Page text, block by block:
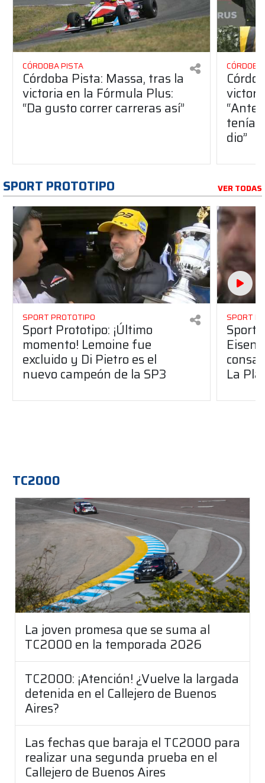
CÓRDOBA PISTA
Córdoba Pista: Massa, tras la
victoria en la Fórmula Plus:
“Da gusto correr carreras así”
dio”
SPORT PROTOTIPO VER TODAS
SPORT PROTOTIPO
Sport Prototipo: ¡Último
momento! Lemoine fue
excluido y Di Pietro es el
nuevo campeón de la SP3
SPORT
Sport
La
TC2000
La joven promesa que se suma al
TC2000 en la temporada 2026
TC2000: ¡Atención! ¿Vuelve la largada
detenida en el Callejero de Buenos
Aires?
Las fechas que baraja el TC2000 para
realizar una segunda prueba en el
Callejero de Buenos Aires